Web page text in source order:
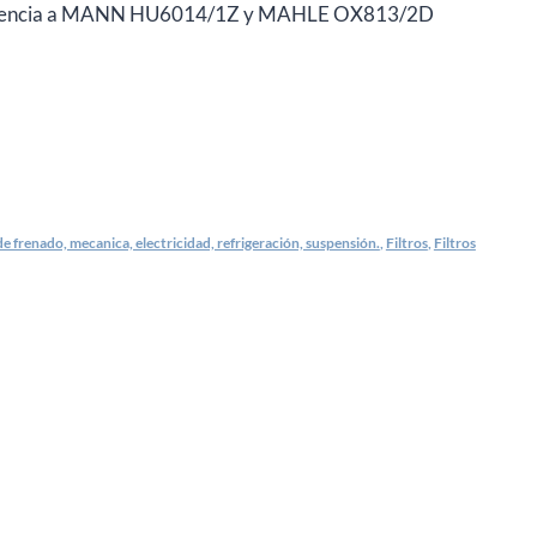
a MANN HU6014/1Z y MAHLE OX813/2D
frenado, mecanica, electricidad, refrigeración, suspensión. Filtros, Filtros